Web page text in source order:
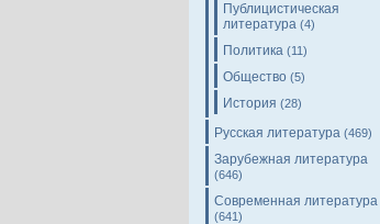
Публицистическая
литература (4)
Политика (11)
Общество (5)
История (28)
Русская литература (469)
Зарубежная литература
(646)
Современная литература
(641)